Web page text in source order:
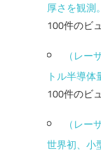
厚さを観測。
100件のビ
（レ
トル半導
100件のビ
（レ
世界初、小